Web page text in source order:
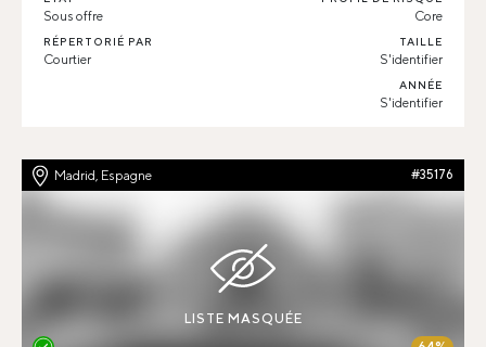
Sous offre
RÉPERTORIÉ PAR
Courtier
Core
TAILLE
S'identifier
ANNÉE
S'identifier
Madrid, Espagne #35176
LISTE MASQUÉE